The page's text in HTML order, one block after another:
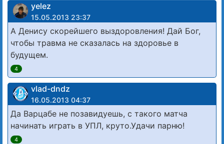
yelez
15.05.2013 23:37
А Денису скорейшего выздоровления! Дай Бог,
чтобы травма не сказалась на здоровье в
будущем.
4
vlad-dndz
16.05.2013 04:37
Да Варцабе не позавидуешь, с такого матча
начинать играть в УПЛ, круто.Удачи парню!
4